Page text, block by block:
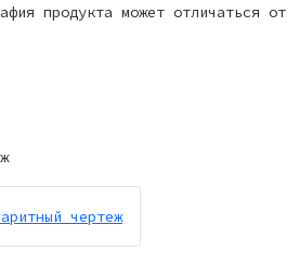
продукта может отличаться от